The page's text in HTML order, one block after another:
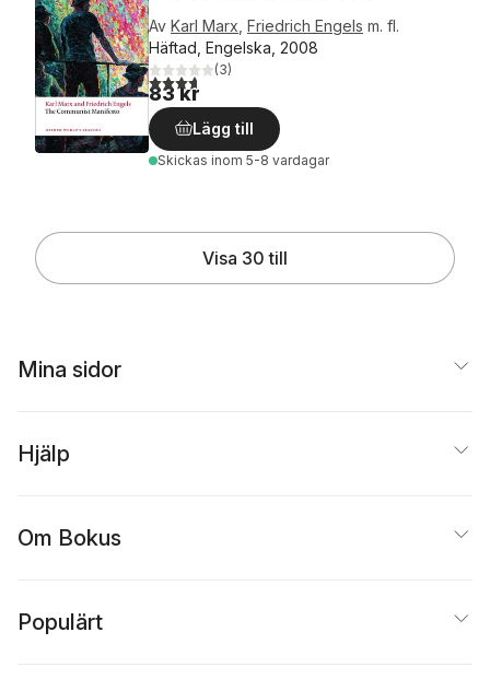
Av Karl Marx Friedrich Engels m. fl.
Häftad, Engelska, 2008
3,7utav 5 stjärnor. Totalt antal röster:
(3)
83 kr
Lägg till
Skickas inom 5-8 vardagar
Visa 30 till
Mina sidor
Hjälp
Om Bokus
Populärt